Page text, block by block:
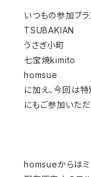
いつもの参加ブラ
TSUBAKIAN
うさぎ小町
七宝焼kimito
homsue
に加え、今回は
にもご参加いただ
homsueからはミ